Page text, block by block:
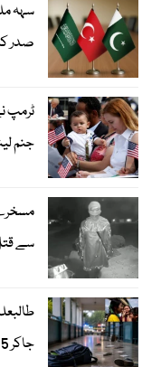
سہہ
صدر
ٹرمپ
جنم
سے
جاکر 5 ٹیچرز کو مارا، ہوشربا تفصیلات